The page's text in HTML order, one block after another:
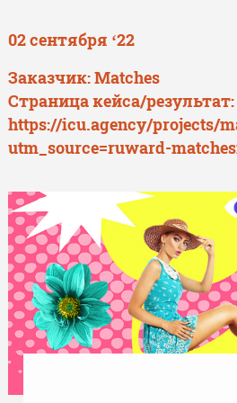
02 сентября ‘22
Заказчик: Matches
Страница кейса/результат:
https://icu.agency/projects/
utm_source=ruward-